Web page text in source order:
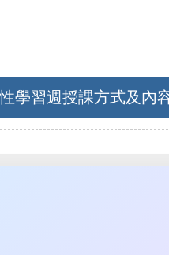
學習週授課方式及內